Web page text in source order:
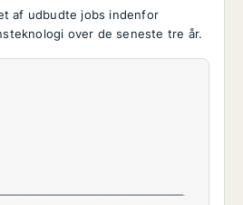
af udbudte jobs indenfor
over de seneste tre år.